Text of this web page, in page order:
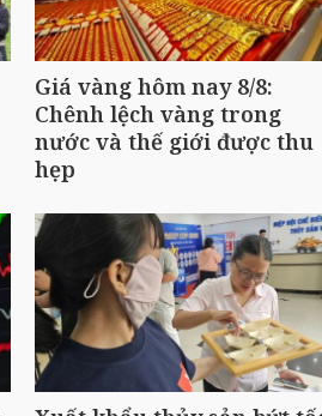
Giá vàng hôm nay 8/8:
Chênh lệch vàng trong
nước và thế giới được thu
hẹp